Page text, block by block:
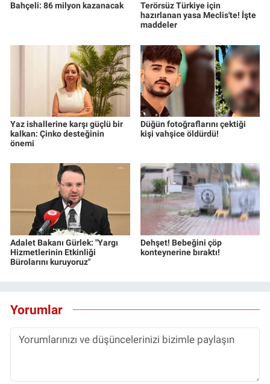
Bahçeli: 86 milyon kazanacak
Terörsüz Türkiye için
hazırlanan yasa Meclis'te! İşte
maddeler
Yaz ishallerine karşı güçlü bir
kalkan: Çinko desteğinin
önemi
Düğün fotoğraflarını çektiği
kişi vahşice öldürdü!
Adalet Bakanı Gürlek: "Yargı
Hizmetlerinin Etkinliği
Bürolarını kuruyoruz"
Dehşet! Bebeğini çöp
konteynerine bıraktı!
Yorumlar